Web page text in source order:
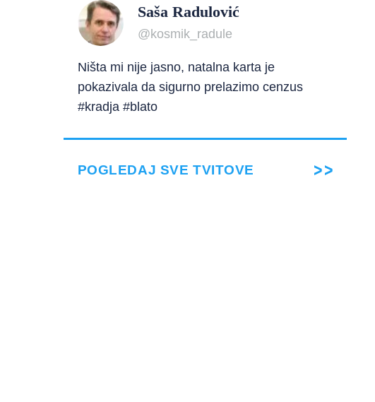
Saša Radulović
@kosmik_radule
Ništa mi nije jasno, natalna karta je
pokazivala da sigurno prelazimo cenzus
#kradja #blato
POGLEDAJ SVE TVITOVE